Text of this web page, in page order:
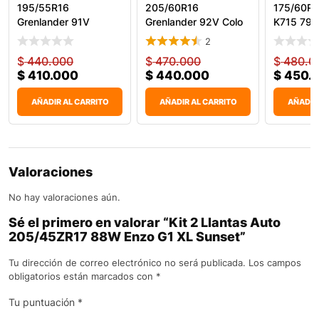
195/55R16
Grenlander 91V
Kingpro One
$440.000
$ 410.000
AÑADIR AL CARRITO
205/60R16
Grenlander 92V Colo
H02
2
$470.000
$ 440.000
AÑADIR AL CARRITO
175/
K715 79T
$
$
AÑADIR
Valoraciones
No hay valoraciones aún.
Sé el primero en valorar “Kit 2 Llantas Auto
205/45ZR17 88W Enzo G1 XL Sunset”
Tu dirección de correo electrónico no será publicada. Los campos
obligatorios están marcados con *
Tu puntuación *